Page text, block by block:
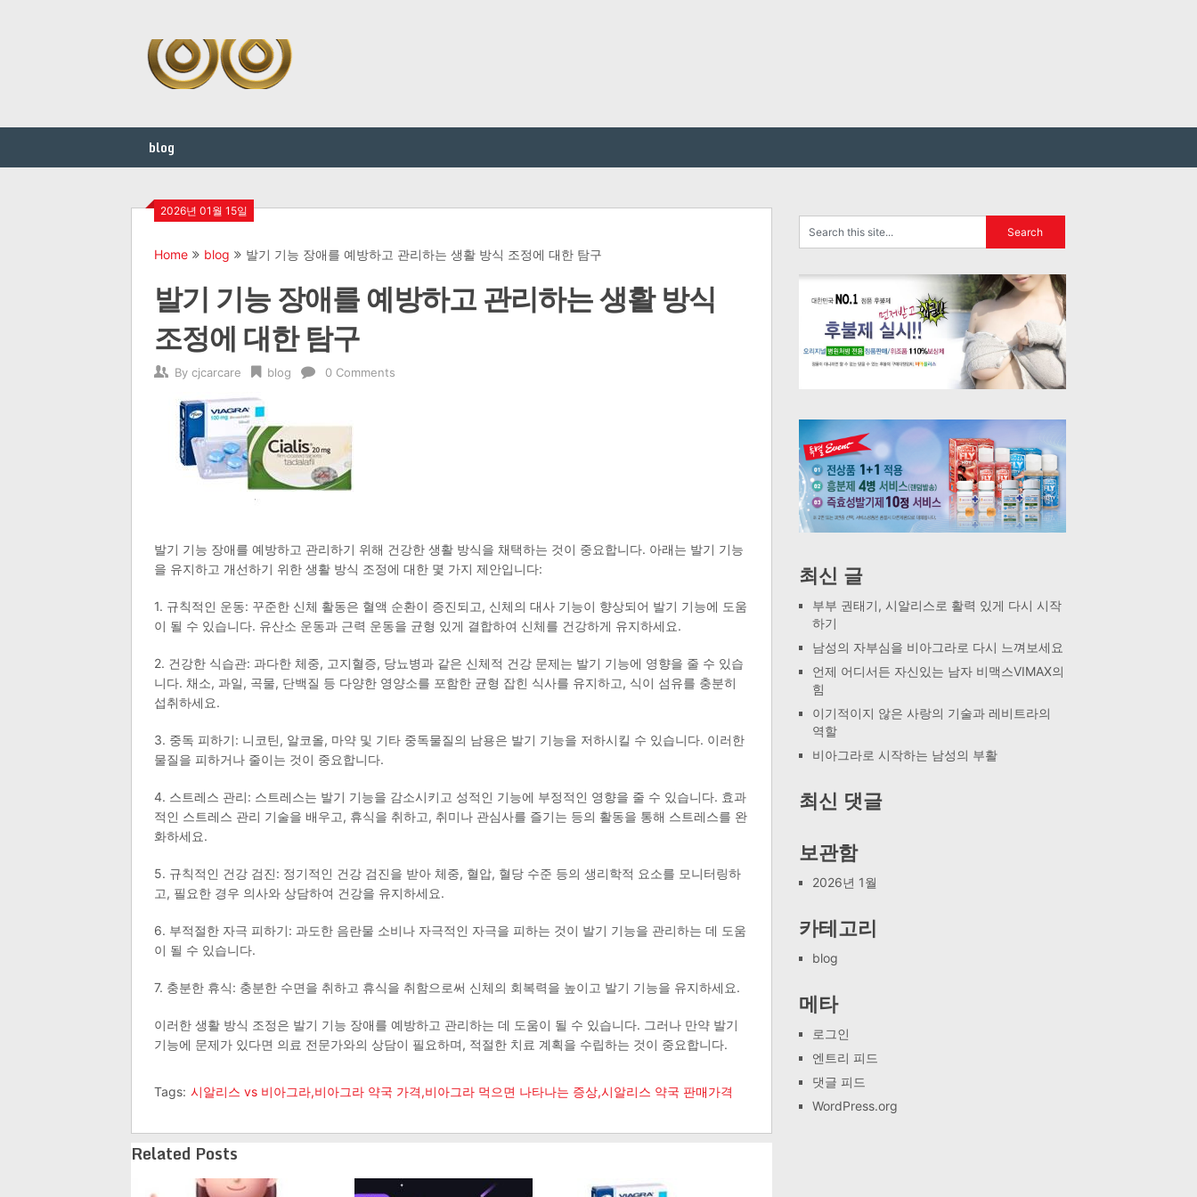
blog
2026년 01월 15일
Home blog 발기 기능 장애를 예방하고 관리하는 생활 방식 조정에 대한 탐구
발기 기능 장애를 예방하고 관리하는 생활 방식
조정에 대한 탐구
By cjcarcare blog 0 Comments
발기 기능 장애를 예방하고 관리하기 위해 건강한 생활 방식을 채택하는 것이 중요합니다. 아래는 발기 기능
을 유지하고 개선하기 위한 생활 방식 조정에 대한 몇 가지 제안입니다:
1. 규칙적인 운동: 꾸준한 신체 활동은 혈액 순환이 증진되고, 신체의 대사 기능이 향상되어 발기 기능에 도움
이 될 수 있습니다. 유산소 운동과 근력 운동을 균형 있게 결합하여 신체를 건강하게 유지하세요.
2. 건강한 식습관: 과다한 체중, 고지혈증, 당뇨병과 같은 신체적 건강 문제는 발기 기능에 영향을 줄 수 있습
니다. 채소, 과일, 곡물, 단백질 등 다양한 영양소를 포함한 균형 잡힌 식사를 유지하고, 식이 섬유를 충분히
섭취하세요.
3. 중독 피하기: 니코틴, 알코올, 마약 및 기타 중독물질의 남용은 발기 기능을 저하시킬 수 있습니다. 이러한
물질을 피하거나 줄이는 것이 중요합니다.
4. 스트레스 관리: 스트레스는 발기 기능을 감소시키고 성적인 기능에 부정적인 영향을 줄 수 있습니다. 효과
적인 스트레스 관리 기술을 배우고, 휴식을 취하고, 취미나 관심사를 즐기는 등의 활동을 통해 스트레스를 완
화하세요.
5. 규칙적인 건강 검진: 정기적인 건강 검진을 받아 체중, 혈압, 혈당 수준 등의 생리학적 요소를 모니터링하
고, 필요한 경우 의사와 상담하여 건강을 유지하세요.
6. 부적절한 자극 피하기: 과도한 음란물 소비나 자극적인 자극을 피하는 것이 발기 기능을 관리하는 데 도움
이 될 수 있습니다.
7. 충분한 휴식: 충분한 수면을 취하고 휴식을 취함으로써 신체의 회복력을 높이고 발기 기능을 유지하세요.
이러한 생활 방식 조정은 발기 기능 장애를 예방하고 관리하는 데 도움이 될 수 있습니다. 그러나 만약 발기
기능에 문제가 있다면 의료 전문가와의 상담이 필요하며, 적절한 치료 계획을 수립하는 것이 중요합니다.​
Tags: 시알리스 vs 비아그라,비아그라 약국 가격,비아그라 먹으면 나타나는 증상,시알리스 약국 판매가격
Related Posts
최신 글
부부 권태기, 시알리스로 활력 있게 다시 시작
하기
남성의 자부심을 비아그라로 다시 느껴보세요
언제 어디서든 자신있는 남자 비맥스VIMAX의
힘
이기적이지 않은 사랑의 기술과 레비트라의
역할
비아그라로 시작하는 남성의 부활
최신 댓글
보관함
2026년 1월
카테고리
blog
메타
로그인
엔트리 피드
댓글 피드
WordPress.org